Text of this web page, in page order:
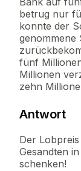
betrug nur
konnte der
genommene
fünf
Millionen
zehn
Antwort
Der
Gesandten
schenken!